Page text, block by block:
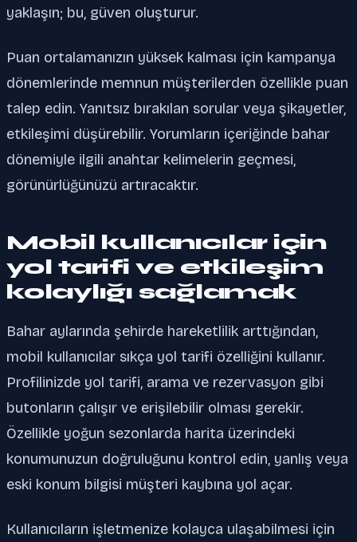
yaklaşın; bu, güven oluşturur.
Puan ortalamanızın yüksek kalması için kampanya
dönemlerinde memnun müşterilerden özellikle puan
talep edin. Yanıtsız bırakılan sorular veya şikayetler,
etkileşimi düşürebilir. Yorumların içeriğinde bahar
dönemiyle ilgili anahtar kelimelerin geçmesi,
görünürlüğünüzü artıracaktır.
Mobil kullanıcılar için
yol tarifi ve etkileşim
kolaylığı sağlamak
Bahar aylarında şehirde hareketlilik arttığından,
mobil kullanıcılar sıkça yol tarifi özelliğini kullanır.
Profilinizde yol tarifi, arama ve rezervasyon gibi
butonların çalışır ve erişilebilir olması gerekir.
Özellikle yoğun sezonlarda harita üzerindeki
konumunuzun doğruluğunu kontrol edin, yanlış veya
eski konum bilgisi müşteri kaybına yol açar.
Kullanıcıların işletmenize kolayca ulaşabilmesi için